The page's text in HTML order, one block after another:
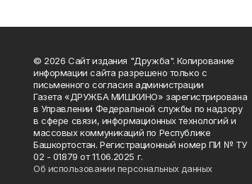
© 2026 Сайт издания "Дружба". Копирование
информации сайта разрешено только с
письменного согласия администрации
Газета «ДРУЖБА МИШКИНО» зарегистрирована
в Управлении Федеральной службы по надзору
в сфере связи, информационных технологий и
массовых коммуникаций по Республике
Башкортостан. Регистрационный номер ПИ № ТУ
02 - 01879 от 11.06.2025 г.
Об использовании персональных данных